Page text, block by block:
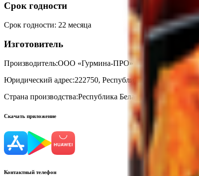
Срок годности
Срок годности: 22 месяца
Изготовитель
Производитель:ООО «Гурмина-ПРО»
Юридический адрес:222750, Республика Беларусь,
Страна производства:Республика Беларусь
Скачать приложение
Контактный телефон